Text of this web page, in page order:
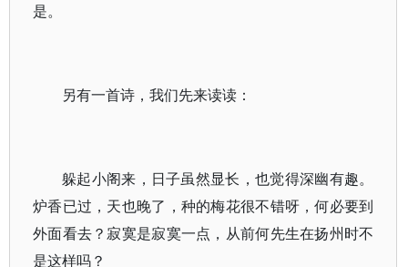
是。
另有一首诗，我们先来读读：
躲起小阁来，日子虽然显长，也觉得深幽有趣。
炉香已过，天也晚了，种的梅花很不错呀，何必要到
外面看去？寂寞是寂寞一点，从前何先生在扬州时不
是这样吗？